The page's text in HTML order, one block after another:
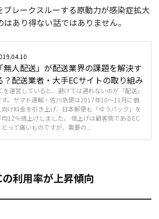
ブレークスルーする原動力が感染症拡大
あり得ない話ではありません。
「無人配送」が配送業界の課題を解決す
？配送業者・大手ECサイトの取り組み
を運営していると、避けては通れないのが「配送」
す。ヤマト運輸・佐川急便は2017年10～11月に個
向け料金を引き上げ、日本郵便も「ゆうパック」を
均12％値上げしました。 値上げは顧客側であるEC
とって痛いものですが、需要の...
利用率が上昇傾向